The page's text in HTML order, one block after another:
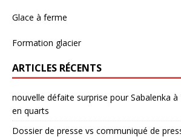
Glace à ferme
Formation glacier
ARTICLES RÉCENTS
nouvelle défaite surprise pour Sabalenka
en quarts
Dossier de presse vs communiqué de